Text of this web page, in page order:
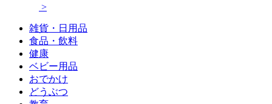
>
雑貨・日用品
食品・飲料
健康
ベビー用品
おでかけ
どうぶつ